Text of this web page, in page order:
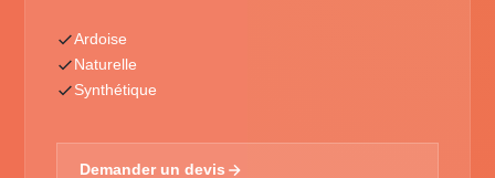
Ardoise
Naturelle
Synthétique
Demander un devis